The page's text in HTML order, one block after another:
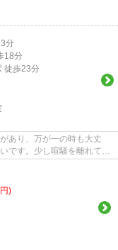
分
18分
徒歩23分
あり、万が一の時も大丈
です。少し喧騒を離れて駅
)